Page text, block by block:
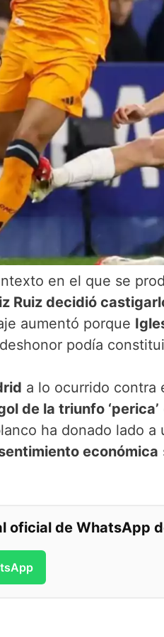
en el que se
Ruiz decidió
aumentó porque
podía
a lo ocurrido contra
de la triunfo ‘perica’
ha donado lado a
económica
oficial de WhatsApp